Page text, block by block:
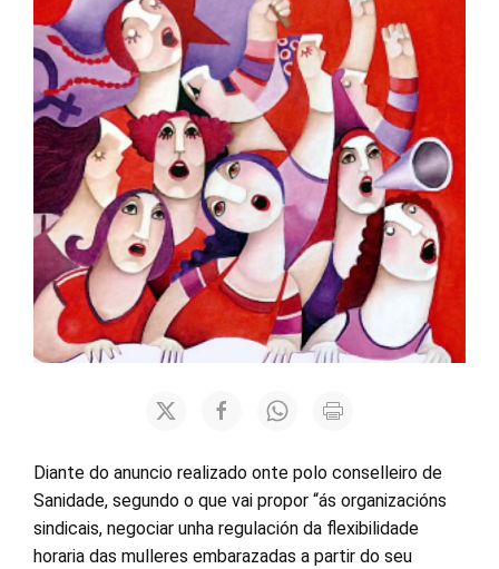
Diante do anuncio realizado onte polo conselleiro de
Sanidade, segundo o que vai propor “ás organizacións
sindicais, negociar unha regulación da flexibilidade
horaria das mulleres embarazadas a partir do seu